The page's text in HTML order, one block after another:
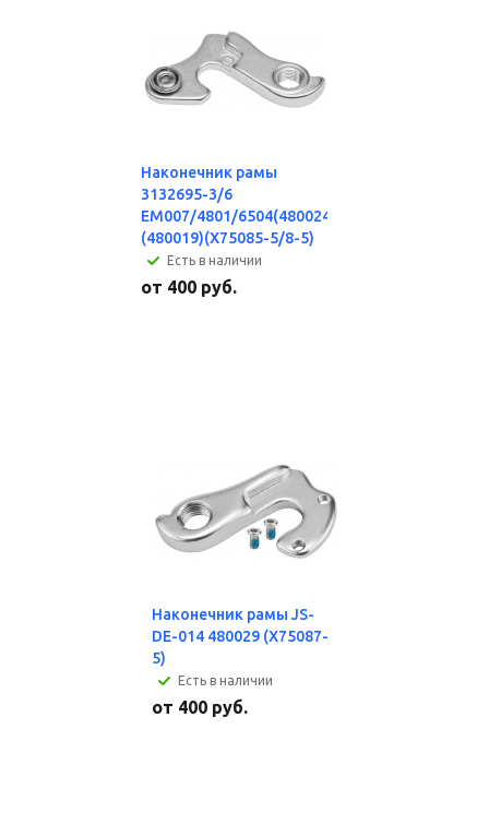
Наконечник рамы
3132695-3/6
EM007/4801/6504(480024),
(480019)(X75085-5/8-5)
Есть в наличии
от 400 руб.
Наконечник рамы JS-
DE-014 480029 (X75087-
5)
Есть в наличии
от 400 руб.